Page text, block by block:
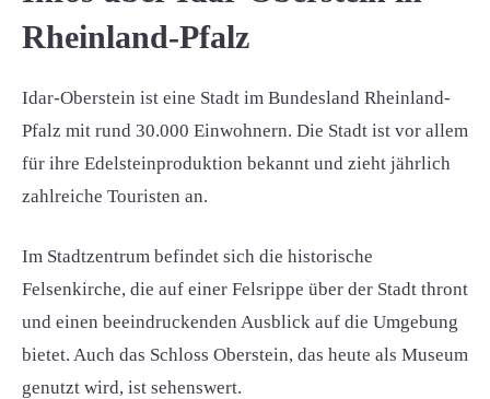
Rheinland-Pfalz
Idar-Oberstein ist eine Stadt im Bundesland Rheinland-
Pfalz mit rund 30.000 Einwohnern. Die Stadt ist vor allem
für ihre Edelsteinproduktion bekannt und zieht jährlich
zahlreiche Touristen an.
Im Stadtzentrum befindet sich die historische
Felsenkirche, die auf einer Felsrippe über der Stadt thront
und einen beeindruckenden Ausblick auf die Umgebung
bietet. Auch das Schloss Oberstein, das heute als Museum
genutzt wird, ist sehenswert.